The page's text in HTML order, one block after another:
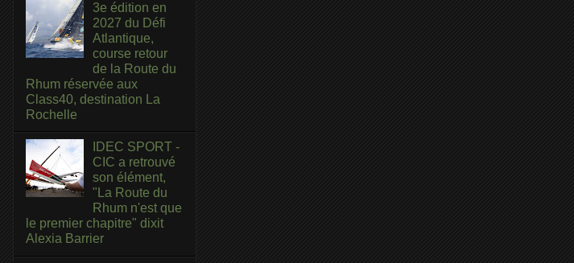
3e édition en
2027 du Défi
Atlantique,
course retour
de la Route du
Rhum réservée aux
Class40, destination La
Rochelle
IDEC SPORT -
CIC a retrouvé
son élément,
"La Route du
Rhum n'est que
le premier chapitre" dixit
Alexia Barrier